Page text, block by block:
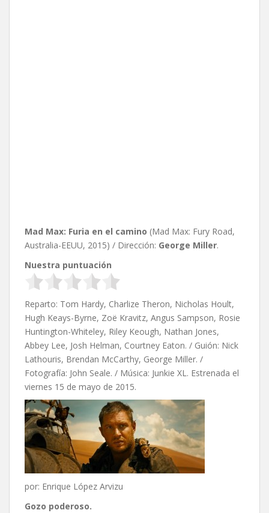
Mad Max: Furia en el camino (Mad Max: Fury Road,
Australia-EEUU, 2015) / Dirección: George Miller.
Nuestra puntuación
Reparto: Tom Hardy, Charlize Theron, Nicholas Hoult,
Hugh Keays-Byrne, Zoë Kravitz, Angus Sampson, Rosie
Huntington-Whiteley, Riley Keough, Nathan Jones,
Abbey Lee, Josh Helman, Courtney Eaton. / Guión: Nick
Lathouris, Brendan McCarthy, George Miller. /
Fotografía: John Seale. / Música: Junkie XL. Estrenada el
viernes 15 de mayo de 2015.
por: Enrique López Arvizu
Gozo poderoso.